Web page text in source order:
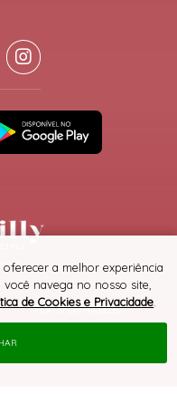
PLATAFORMA B2B
a melhor experiência
navega no nosso site,
de Cookies e Privacidade